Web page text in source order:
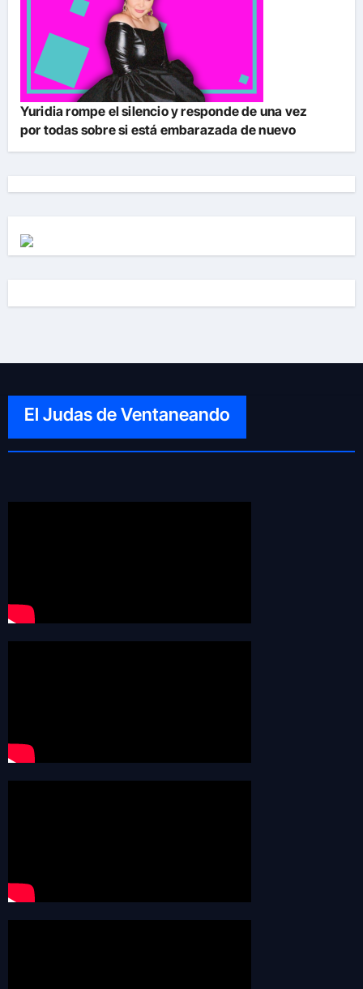
Yuridia rompe el silencio y responde de una vez
por todas sobre si está embarazada de nuevo
El Judas de Ventaneando